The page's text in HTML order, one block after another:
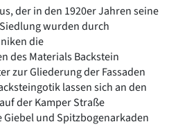
der in den 1920er Jahren seine
wurden durch
die
des Materials Backstein
zur Gliederung der Fassaden
lassen sich an den
der Kamper Straße
und Spitzbogenarkaden